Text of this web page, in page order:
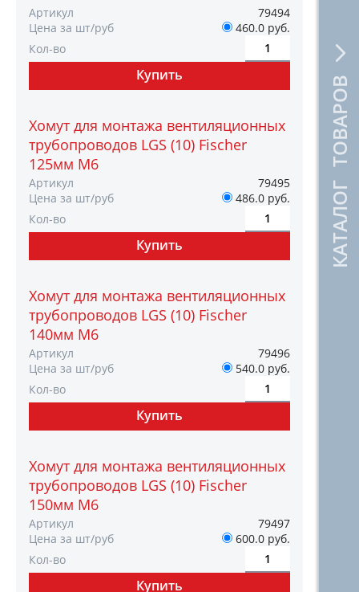
КАТАЛОГ ТОВАРОВ
Артикул
79494
Цена за шт/руб
460.0 руб.
Кол-во
Хомут для монтажа вентиляционных
трубопроводов LGS (10) Fischer
125мм M6
Артикул
79495
Цена за шт/руб
486.0 руб.
Кол-во
Хомут для монтажа вентиляционных
трубопроводов LGS (10) Fischer
140мм M6
Артикул
79496
Цена за шт/руб
540.0 руб.
Кол-во
Хомут для монтажа вентиляционных
трубопроводов LGS (10) Fischer
150мм M6
Артикул
79497
Цена за шт/руб
600.0 руб.
Кол-во